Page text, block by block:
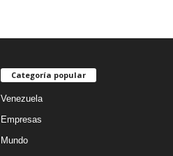
Categoría popular
Venezuela
Empresas
Mundo